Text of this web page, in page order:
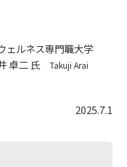
ェルネス専門職大学
卓二 氏 Takuji Arai
2025.7.1